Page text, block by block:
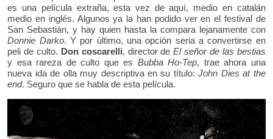
es una película extraña, esta vez de aquí, medio en catalán
medio en inglés. Algunos ya la han podido ver en el festival de
San Sebastián, y hay quien hasta la compara lejanamente con
Donnie Darko. Y por último, una opción seria a convertirse en
peli de culto. Don coscarelli, director deEl señor de las bestias
y esa rareza de culto que es Bubba Ho-Tep, trae ahora una
nueva ida de olla muy descriptiva en su título:John Dies at the
end. Seguro que se habla de esta película.